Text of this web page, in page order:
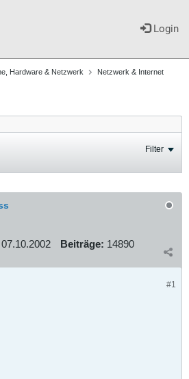
Login
Hardware & Netzwerk Netzwerk & Internet
Filter
07.10.2002 Beiträge: 14890
#1